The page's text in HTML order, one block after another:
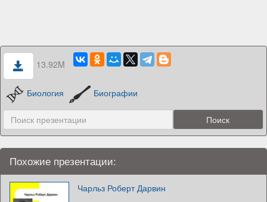
13.92M
Биология Биографии
Похожие презентации:
Чарльз Роберт Дарвин